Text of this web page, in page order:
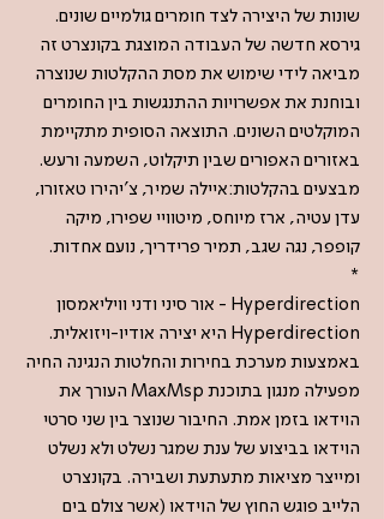
שונות של היצירה לצד חומרים גולמיים שונים.
גירסא חדשה של העבודה המוצגת בקונצרט זה
מביאה לידי שימוש את מסת ההקלטות שנוצרה
ובוחנת את אפשרויות ההתנגשות בין החומרים
המוקלטים השונים. התוצאה הסופית מתקיימת
באזורים האפורים שבין תיקלוט, השמעה ורעש.
מבצעים בהקלטות:איילה שמיר, צ'יהירו טאזורו,
עדן עטיה, ארז מיוחס, מיטוויי שפירו, מיקה
קופפר, נגה שגב, תמיר פרידריך, נועם אחדות.
*
Hyperdirection - אור סיני ודני וויליאמסון
Hyperdirection היא יצירה אודיו-ויזואלית.
באמצעות מערכת בחירות והחלטות הנגינה החיה
מפעילה מנגון בתוכנת MaxMsp העורך את
הוידאו בזמן אמת. החיבור שנוצר בין שני סרטי
הוידאו בביצוע של ענת שמגר נשלט ולא נשלט
ומייצר מציאות מתעתעת ושבירה. בקונצרט
הלייב פוגש החוץ של הוידאו (אשר צולם בים